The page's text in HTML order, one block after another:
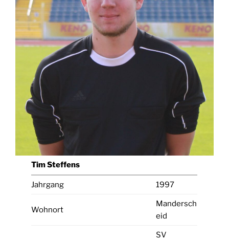
Tim Steffens
Jahrgang 1997
Wohnort
Mandersch
eid
SV